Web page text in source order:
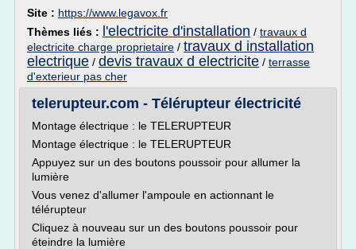
Site : https://www.legavox.fr
Thèmes liés :
l'electricite d'installation / travaux d
electricite charge proprietaire / travaux d installation
electrique / devis travaux d electricite / terrasse
d'exterieur pas cher
telerupteur.com - Télérupteur électricité
Montage électrique : le TELERUPTEUR
Montage électrique : le TELERUPTEUR
Appuyez sur un des boutons poussoir pour allumer la
lumière
Vous venez d'allumer l'ampoule en actionnant le
télérupteur
Cliquez à nouveau sur un des boutons poussoir pour
éteindre la lumière